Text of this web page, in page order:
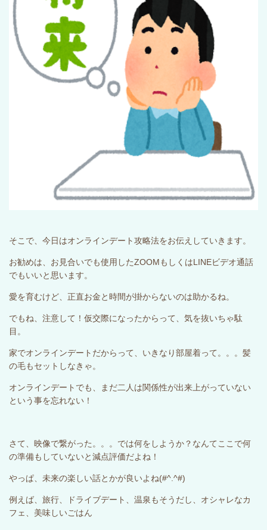
そこで、今日はオンラインデート攻略法をお伝えしていきます。
お勧めは、お見合いでも使用したZOOMもしくはLINEビデオ通話
でもいいと思います。
愛を育むけど、正直お金と時間が掛からないのは助かるね。
でもね、注意して！仮交際になったからって、気を抜いちゃ駄
目。
家でオンラインデートだからって、いきなり部屋着って。。。髪
の毛もセットしなきゃ。
オンラインデートでも、まだ二人は関係性が出来上がっていない
という事を忘れない！
さて、映像で繋がった。。。では何をしようか？なんてここで何
の準備もしていないと減点評価だよね！
やっぱ、未来の楽しい話とかが良いよね(#^.^#)
例えば、旅行、ドライブデート、温泉もそうだし、オシャレなカ
フェ、美味しいごはん